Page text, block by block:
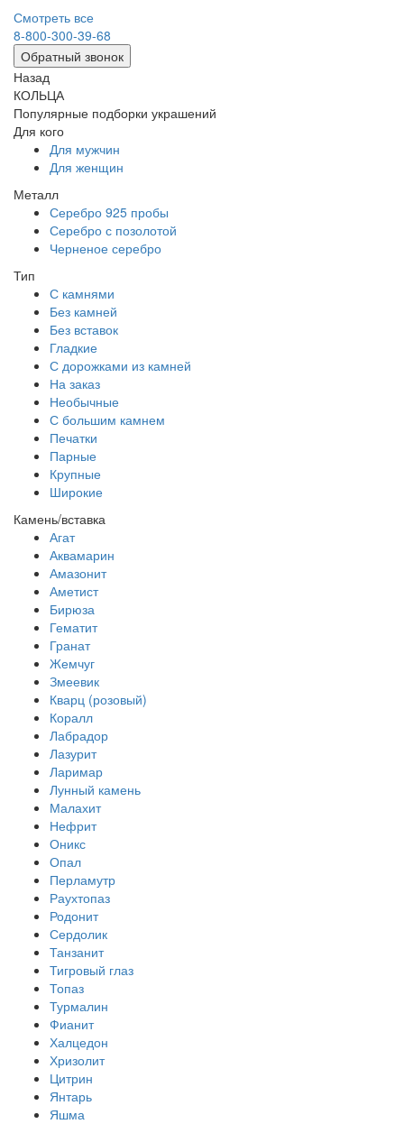
Смотреть все
8-800-300-39-68
Обратный звонок
Назад
КОЛЬЦА
Популярные подборки украшений
Для кого
Для мужчин
Для женщин
Металл
Серебро 925 пробы
Серебро с позолотой
Черненое серебро
Тип
С камнями
Без камней
Без вставок
Гладкие
С дорожками из камней
На заказ
Необычные
С большим камнем
Печатки
Парные
Крупные
Широкие
Камень/вставка
Агат
Аквамарин
Амазонит
Аметист
Бирюза
Гематит
Гранат
Жемчуг
Змеевик
Кварц (розовый)
Коралл
Лабрадор
Лазурит
Ларимар
Лунный камень
Малахит
Нефрит
Оникс
Опал
Перламутр
Раухтопаз
Родонит
Сердолик
Танзанит
Тигровый глаз
Топаз
Турмалин
Фианит
Халцедон
Хризолит
Цитрин
Янтарь
Яшма